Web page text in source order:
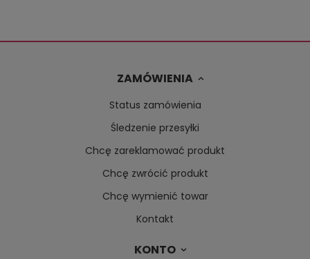
ZAMÓWIENIA
Status zamówienia
Śledzenie przesyłki
Chcę zareklamować produkt
Chcę zwrócić produkt
Chcę wymienić towar
Kontakt
KONTO